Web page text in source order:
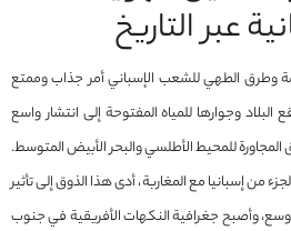
عبر التاريخ
وطرق الطهي للشعب الإسباني أمر جذاب وممتع
وجوارها للمياه المفتوحة إلى انتشار واسع
المجاورة للمحيط الأطلسي والبحر الأبيض المتوسط.
من إسبانيا مع المغاربة، أدى هذا الذوق إلى تأثير
وأصبح جغرافية النكهات الأفريقية في جنوب